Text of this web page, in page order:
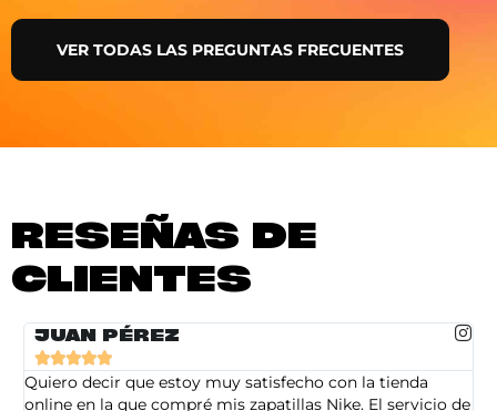
VER TODAS LAS PREGUNTAS FRECUENTES
RESEÑAS DE
CLIENTES
JUAN PÉREZ

Quiero decir que estoy muy satisfecho con la tienda
online en la que compré mis zapatillas Nike. El servicio de